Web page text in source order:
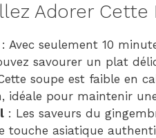
Adorer Cette
Avec seulement 10
savourer un plat
soupe est faible en
idéale pour maintenir
: Les saveurs du
touche asiatique